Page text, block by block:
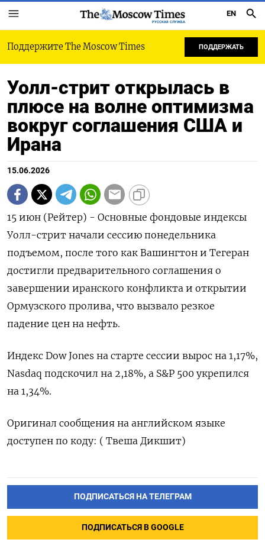
РУССКАЯ СЛУЖБА
EN
Поддержите The Moscow Times ПОДДЕРЖАТЬ
Уолл-стрит открылась в
плюсе на волне оптимизма
вокруг соглашения США и
Ирана
15.06.2026
15 июн (Рейтер) - Основные фондовые индексы
‌Уолл-стрит начали сессию понедельника
подъемом, ​после того ​как ​Вашингтон ⁠и Тегеран
‌достигли предварительного ‌соглашения о
завершении иранского конфликта ​и ‌открытии
Ормузского ​пролива, что ‌вызвало резкое
падение цен на нефть.
Индекс ​Dow ​Jones ‌на старте ​сессии вырос на 1,17%,
Nasdaq подскочил на 2,18%, а S&P ​500 ⁠укрепился
на 1,34%.
Оригинал сообщения ‌на английском ‌языке
доступен по ​коду: ( Твеша ‌Дикшит)
ПОДПИСАТЬСЯ НА ТЕЛЕГРАМ
ПОДПИСАТЬСЯ В GOOGLE